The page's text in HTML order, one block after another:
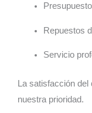
Repuestos
Servicio
La satisfacción del
nuestra prioridad.